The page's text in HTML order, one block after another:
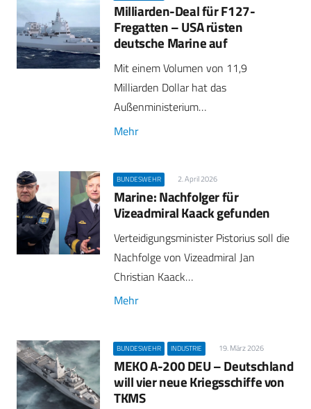
Milliarden-Deal für F127-
Fregatten – USA rüsten
deutsche Marine auf
Mit einem Volumen von 11,9
Milliarden Dollar hat das
Außenministerium…
Mehr
BUNDESWEHR 2. April 2026
Marine: Nachfolger für
Vizeadmiral Kaack gefunden
Verteidigungsminister Pistorius soll die
Nachfolge von Vizeadmiral Jan
Christian Kaack…
Mehr
BUNDESWEHR INDUSTRIE 19. März 2026
MEKO A-200 DEU – Deutschland
will vier neue Kriegsschiffe von
TKMS